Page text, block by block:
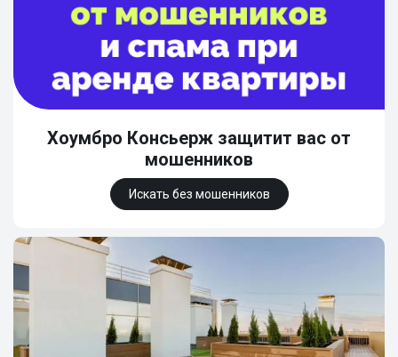
Хоумбро Консьерж защитит вас от
мошенников
Искать без мошенников